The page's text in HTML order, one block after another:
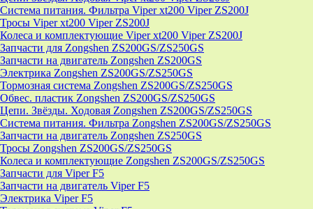
Система питания. Фильтра Viper xt200 Viper ZS200J
Тросы Viper xt200 Viper ZS200J
Колеса и комплектующие Viper xt200 Viper ZS200J
Запчасти для Zongshen ZS200GS/ZS250GS
Запчасти на двигатель Zongshen ZS200GS
Электрика Zongshen ZS200GS/ZS250GS
Тормозная система Zongshen ZS200GS/ZS250GS
Обвес. пластик Zongshen ZS200GS/ZS250GS
Цепи. Звёзды. Ходовая Zongshen ZS200GS/ZS250GS
Система питания. Фильтра Zongshen ZS200GS/ZS250GS
Запчасти на двигатель Zongshen ZS250GS
Тросы Zongshen ZS200GS/ZS250GS
Колеса и комплектующие Zongshen ZS200GS/ZS250GS
Запчасти для Viper F5
Запчасти на двигатель Viper F5
Электрика Viper F5